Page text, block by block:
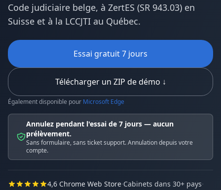
Code judiciaire belge, à ZertES (SR 943.03) en
Suisse et à la LCCJTI au Québec.
Essai gratuit 7 jours
Télécharger un ZIP de démo ↓
Également disponible pour Microsoft Edge
Annulez pendant l'essai de 7 jours — aucun
prélèvement.
Sans formulaire, sans ticket support. Annulation depuis votre
compte.
4,6 Chrome Web Store·Cabinets dans 30+ pays·